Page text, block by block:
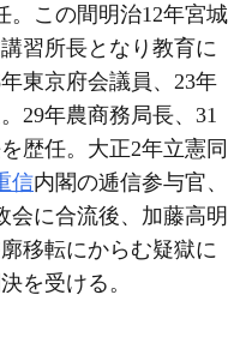
。この間明治12年宮城
習所長となり教育に
東京府会議員、23年
29年農商務局長、31
歴任。大正2年立憲同
信内閣の逓信参与官、
会に合流後、加藤高明
移転にからむ疑獄に
を受ける。